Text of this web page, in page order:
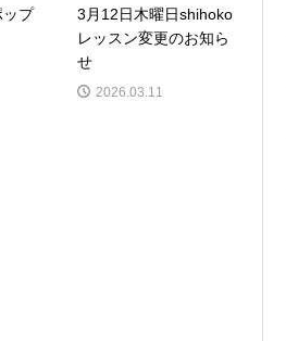
ップ
3月12日木曜日shihoko
レッスン変更のお知ら
せ
2026.03.11